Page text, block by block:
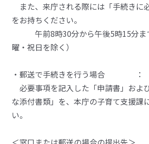
また、来庁される際には「手続きに
をお持ちください。
午前8時30分から午後5時15分ま
曜・祝日を除く）
・郵送で手続きを行う場合 ：
必要事項を記入した「申請書」およ
な添付書類」を、本庁の子育て支援課
い。